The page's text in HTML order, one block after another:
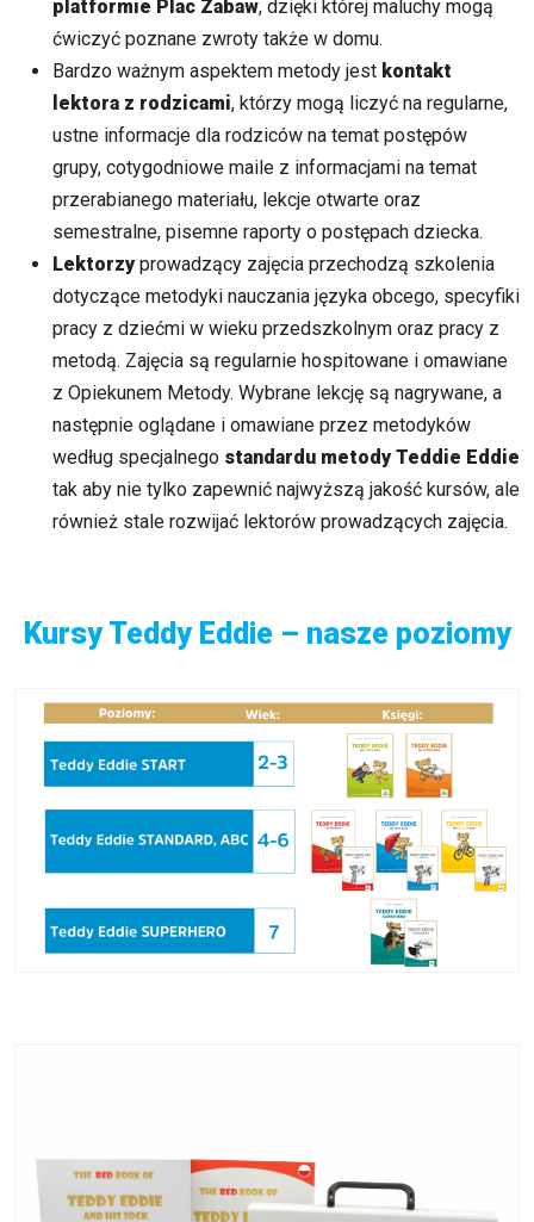
platformie Plac Zabaw, dzięki której maluchy mogą
ćwiczyć poznane zwroty także w domu.
Bardzo ważnym aspektem metody jest kontakt
lektora z rodzicami, którzy mogą liczyć na regularne,
ustne informacje dla rodziców na temat postępów
grupy, cotygodniowe maile z informacjami na temat
przerabianego materiału, lekcje otwarte oraz
semestralne, pisemne raporty o postępach dziecka.
Lektorzyprowadzący zajęcia przechodzą szkolenia
dotyczące metodyki nauczania języka obcego, specyfiki
pracy z dziećmi w wieku przedszkolnym oraz pracy z
metodą. Zajęcia są regularnie hospitowane i omawiane
z Opiekunem Metody. Wybrane lekcję są nagrywane, a
następnie oglądane i omawiane przez metodyków
według specjalnego standardu metody Teddie Eddie
tak aby nie tylko zapewnić najwyższą jakość kursów, ale
również stale rozwijać lektorów prowadzących zajęcia.
Kursy Teddy Eddie – nasze poziomy